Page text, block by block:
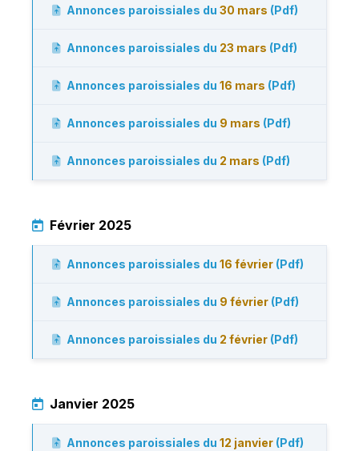
Annonces paroissiales du 30 mars (Pdf)
Annonces paroissiales du 23 mars (Pdf)
Annonces paroissiales du 16 mars (Pdf)
Annonces paroissiales du 9 mars (Pdf)
Annonces paroissiales du 2 mars (Pdf)
Février 2025
Annonces paroissiales du 16 février (Pdf)
Annonces paroissiales du 9 février (Pdf)
Annonces paroissiales du 2 février (Pdf)
Janvier 2025
Annonces paroissiales du 12 janvier (Pdf)